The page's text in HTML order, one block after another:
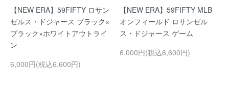
【NEW ERA】59FIFTY ロサン
ゼルス・ドジャース ブラック×
ブラック×ホワイトアウトライ
ン
6,000円(税込6,600円)
【NEW ERA】59FIFTY MLB
オンフィールド ロサンゼル
ス・ドジャース ゲーム
6,000円(税込6,600円)